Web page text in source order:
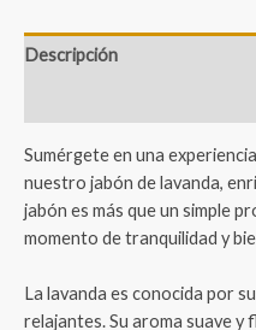
Descripción
Sumérgete en una
nuestro jabón de lavanda,
jabón es más que un simple
momento de tranquilidad y
La lavanda es conocida por
relajantes. Su aroma suave y